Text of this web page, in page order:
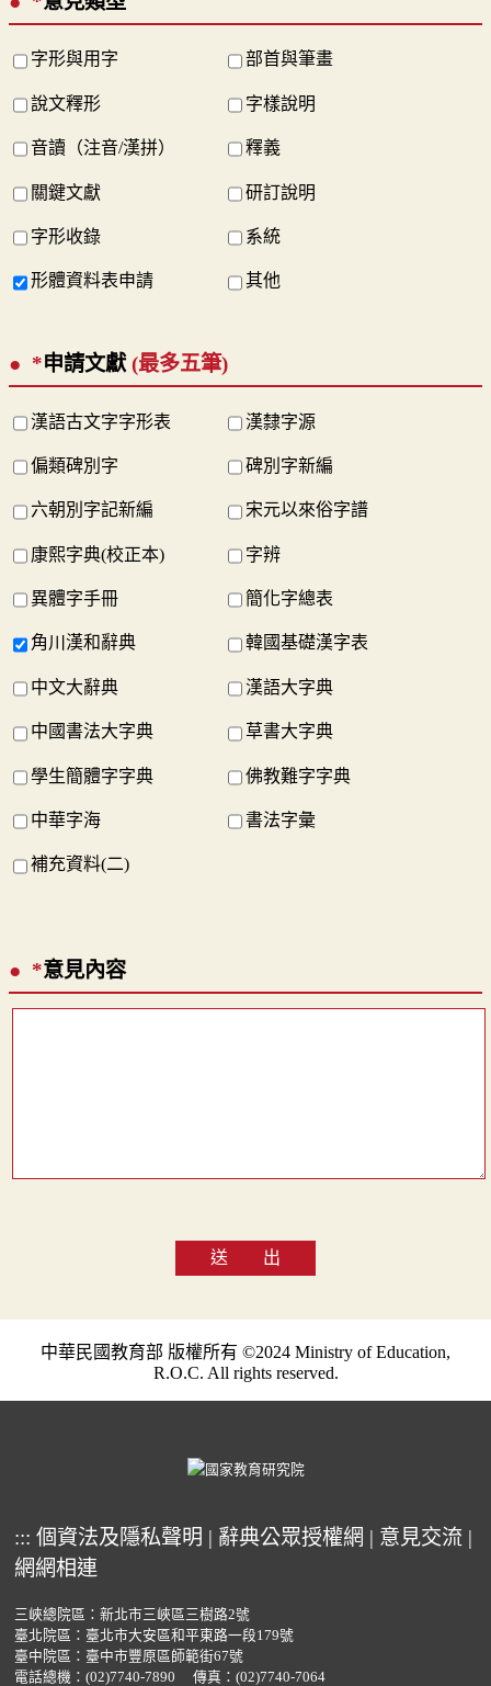
字形與用字 部首與筆畫
說文釋形 字樣說明
音讀（注音/漢拼） 釋義
關鍵文獻 研訂說明
字形收錄 系統
形體資料表申請 其他
*申請文獻 (最多五筆)
漢語古文字字形表 漢隸字源
偏類碑別字 碑別字新編
六朝別字記新編 宋元以來俗字譜
康熙字典(校正本) 字辨
異體字手冊 簡化字總表
角川漢和辭典 韓國基礎漢字表
中文大辭典 漢語大字典
中國書法大字典 草書大字典
學生簡體字字典 佛教難字字典
中華字海 書法字彙
補充資料(二)
*意見內容
送 出
中華民國教育部 版權所有 ©2024 Ministry of Education,
R.O.C. All rights reserved.
::: 個資法及隱私聲明 | 辭典公眾授權網 | 意見交流 |
網網相連
三峽總院區：新北市三峽區三樹路2號
臺北院區：臺北市大安區和平東路一段179號
臺中院區：臺中市豐原區師範街67號
電話總機： (02)7740-7890 傳真：(02)7740-7064